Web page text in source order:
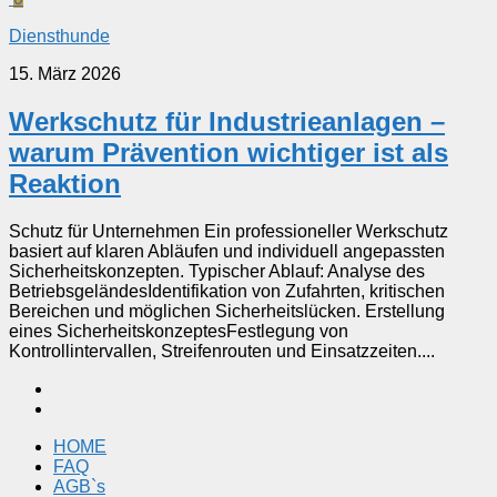
Diensthunde
15. März 2026
Werkschutz für Industrieanlagen –
warum Prävention wichtiger ist als
Reaktion
Schutz für Unternehmen Ein professioneller Werkschutz
basiert auf klaren Abläufen und individuell angepassten
Sicherheitskonzepten. Typischer Ablauf: Analyse des
BetriebsgeländesIdentifikation von Zufahrten, kritischen
Bereichen und möglichen Sicherheitslücken. Erstellung
eines SicherheitskonzeptesFestlegung von
Kontrollintervallen, Streifenrouten und Einsatzzeiten....
HOME
FAQ
AGB`s